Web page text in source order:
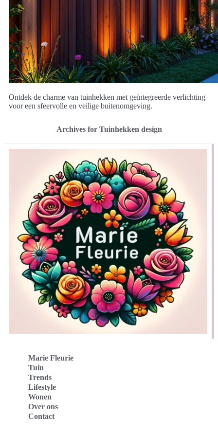
Ontdek de charme van tuinhekken met geïntegreerde verlichting
voor een sfeervolle en veilige buitenomgeving.
Archives for Tuinhekken design
Marie Fleurie
Tuin
Trends
Lifestyle
Wonen
Over ons
Contact